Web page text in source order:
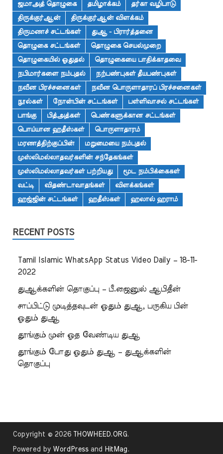
ஜமாஅத் தொழுகை
தமிழாக்கம்
தர்கா வழிபாடு
திருக்குர்ஆன்
திருக்குர்ஆன் விளக்கம்
திருமணச் சட்டங்கள்
துஆ - பிரார்த்தனை
தொழுகை சட்டங்கள்
தொழுகை செயல்முறை
தொழுகையில் ஓதுதல்
தொழுகையை பாதிக்காதவை
நபிமார்களை நம்புதல்
நற்பண்புகள் தீயபண்புகள்
நவீன பிரச்சனைகள்
நவீன பொருளாதாரப் பிரச்சனைகள்
நூல்கள்
நோன்பின் சட்டங்கள்
பள்ளிவாசல் சட்டங்கள்
பாங்கு
பித்அத்கள்
பெண்களுக்கான சட்டங்கள்
பொய்யான ஹதீஸ்கள்
பொருளாதாரம்
மரணத்திற்குப்பின்
மறுமையை நம்புதல்
முஸ்லிமல்லாதவர்களின் சந்தேகங்கள்
முஸ்லிமல்லாதவர்கள் பற்றியது
மூட நம்பிக்கைகள்
வட்டி
விதண்டாவாதங்கள்
விளக்கங்கள்
ஹஜ்ஜின் சட்டங்கள்
ஹதீஸ்கள் ஹலால் ஹராம்
RECENT POSTS
Tamil Islamic WhatsApp Status Video Daily – 18-11-
2022
துஆக்களின் தொகுப்பு – பீ.ஜைனுல் ஆபிதீன்
சாப்பிட்டு முடித்தவுடன் ஓதும் துஆ, பருகிய பின்
ஓதும் துஆ
தூங்கும் முன் ஓத வேண்டிய துஆ
தூங்கும் போது ஓதும் துஆ – துஆக்களின்
தொகுப்பு
Copyright © 2026 THOWHEED.ORG.
Powered by WordPress and HitMag .